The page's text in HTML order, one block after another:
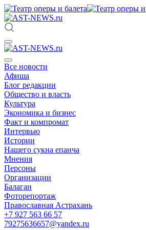
Все новости
Афиша
Блог редакции
Общество и власть
Культура
Экономика и бизнес
Факт и компромат
Интервью
Истории
Нашего сукна епанча
Мнения
Персоны
Организации
Балаган
Фоторепортаж
Православная Астрахань
+7 927 563 66 57
79275636657@yandex.ru